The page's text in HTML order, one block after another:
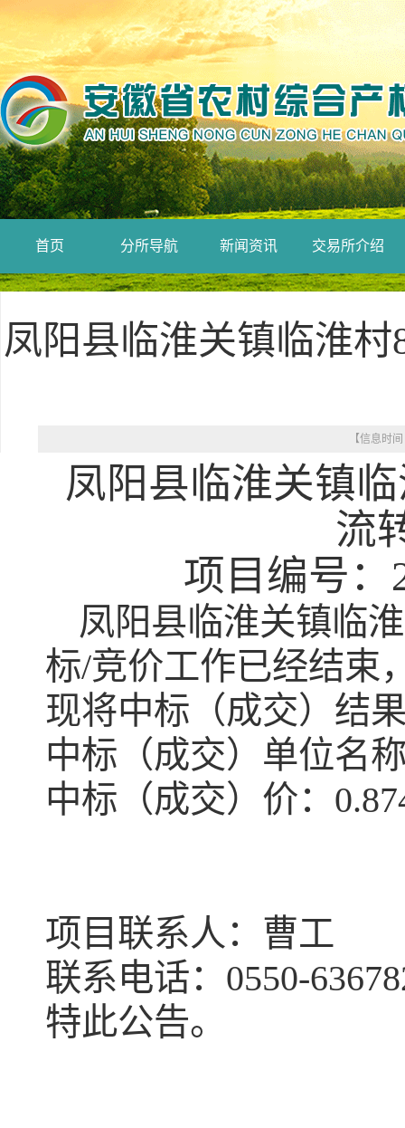
首页 分所导航 新闻资讯 交易所介绍
凤阳县临淮关镇临淮
【信息时
凤阳县临淮关镇
流
项目编号：
凤阳县临淮关镇临
标/竞价工作已经结束
现将中标（成交）结
中标（成交）单位名
中标（成交）价：
项目联系人：曹工
联系电话：0550-
特此公告。